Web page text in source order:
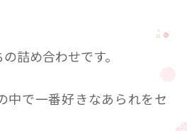
詰め合わせです。
中で一番好きなあられをセ